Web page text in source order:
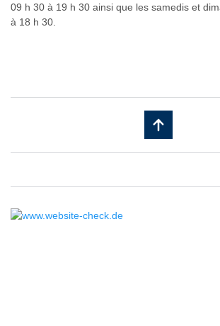
09 h 30 à 19 h 30 ainsi que les samedis et
à 18 h 30.